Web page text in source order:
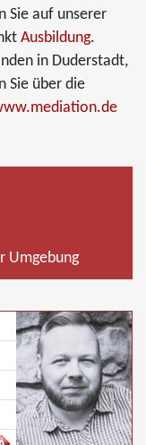
Sie auf unserer
Ausbildung.
in Duderstadt,
Sie über die
Umgebung